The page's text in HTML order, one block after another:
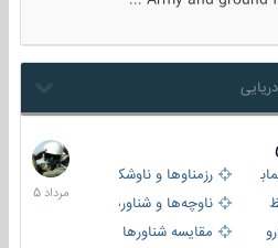
و بالگرد بررزمناوها و ناوشکن‌ها
ناوچه‌ها و شناورهای گشتی
مقایسه شناورها
2
مرداد
1405